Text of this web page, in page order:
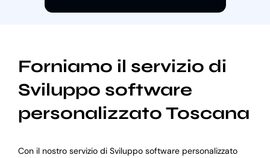
Forniamo il servizio di
Sviluppo software
personalizzato Toscana
Con il nostro servizio di Sviluppo software personalizzato